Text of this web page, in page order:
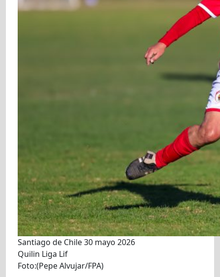
Santiago de Chile 30 mayo 2026
Quilin Liga Lif
Foto:(Pepe Alvujar/FPA)